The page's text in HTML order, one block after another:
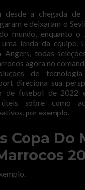
desde a chegada de
e deixaram o
mundo, enquanto o
lenda da equipe.
Angers, todas
agora no
de
direciona sua
de futebol de 2022
úteis sobre como
por exemplo.
Copa Do